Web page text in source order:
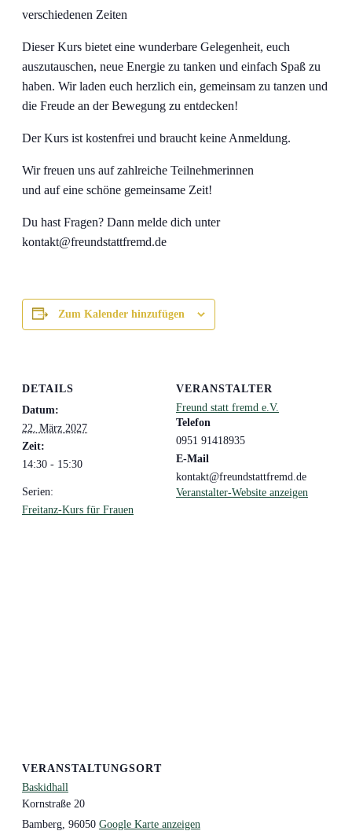
verschiedenen Zeiten
Dieser Kurs bietet eine wunderbare Gelegenheit, euch
auszutauschen, neue Energie zu tanken und einfach Spaß zu
haben. Wir laden euch herzlich ein, gemeinsam zu tanzen und
die Freude an der Bewegung zu entdecken!
Der Kurs ist kostenfrei und braucht keine Anmeldung.
Wir freuen uns auf zahlreiche Teilnehmerinnen
und auf eine schöne gemeinsame Zeit!
Du hast Fragen? Dann melde dich unter
kontakt@freundstattfremd.de
Zum Kalender hinzufügen
DETAILS
Datum:
22. März 2027
Zeit:
14:30 - 15:30
Serien:
Freitanz-Kurs für Frauen
VERANSTALTER
Freund statt fremd e.V.
Telefon
0951 91418935
E-Mail
kontakt@freundstattfremd.de
Veranstalter-Website anzeigen
VERANSTALTUNGSORT
Baskidhall
Kornstraße 20
Bamberg 96050 Google Karte anzeigen